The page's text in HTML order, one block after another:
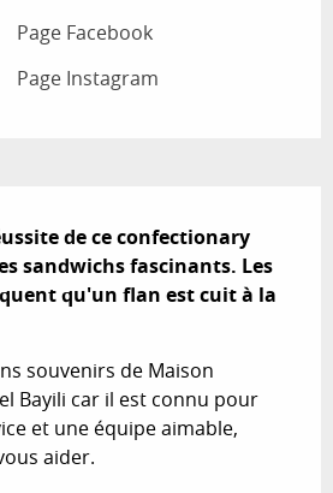
Page Facebook
Page Instagram
de ce confectionary
sandwichs fascinants. Les
qu'un flan est cuit à la
souvenirs de Maison
Bayili car il est connu pour
et une équipe aimable,
aider.